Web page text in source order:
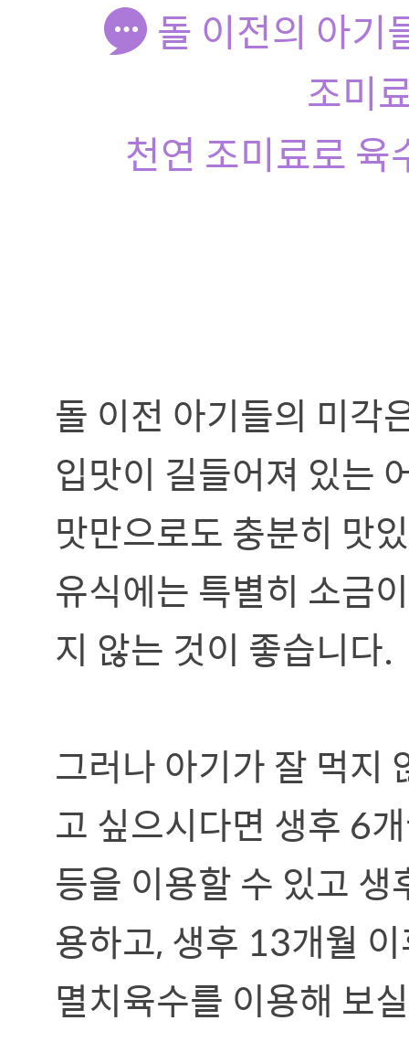
돌 이전의 아기
조미
천연 조미료로
돌 이전 아기들의 미각
입맛이 길들어져 있는
맛만으로도 충분히 맛
유식에는 특별히 소금
지 않는 것이 좋습니다.
그러나 아기가 잘 먹지
고 싶으시다면 생후 6
등을 이용할 수 있고
용하고, 생후 13개월
멸치육수를 이용해 보